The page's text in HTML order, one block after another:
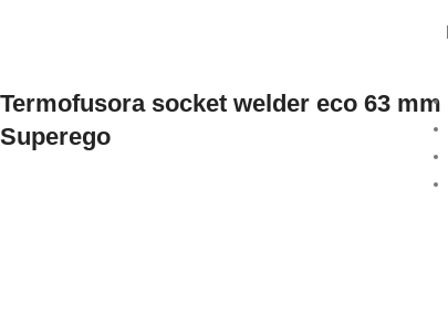
Termofusora socket welder eco 63 mm
Superego